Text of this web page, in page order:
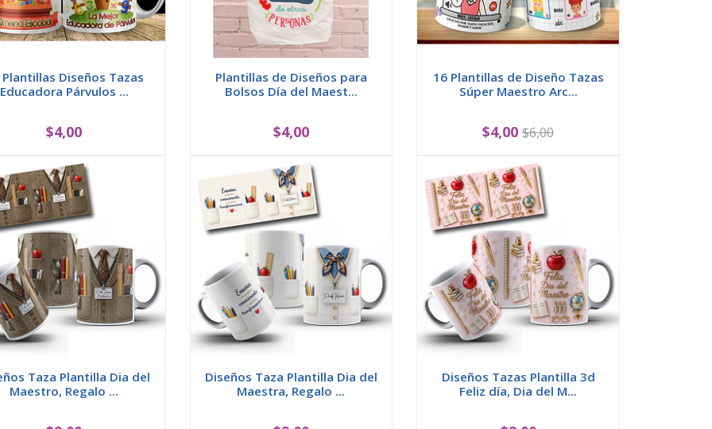
Diseños Tazas
Educadora Párvulos ...
$4,00
Plantillas de Diseños para
Bolsos Día del Maest...
$4,00
16 Plantillas de Diseño Tazas
Súper Maestro Arc...
$4,00 $6,00
Taza Plantilla Dia del
Maestro, Regalo ...
Diseños Taza Plantilla Dia del
Maestra, Regalo ...
Diseños Tazas Plantilla 3d
Feliz día, Dia del M...